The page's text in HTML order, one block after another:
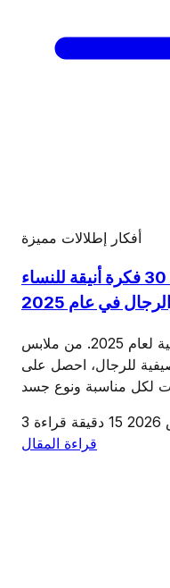
أفكار إطلالات مميزة
ملابس صيفية: أكثر من 30 فكرة أنيقة للنساء
في عام 2025
اكتشف أفضل الملابس الصيفية لعام 2025. من ملابس
للرجال، احصل على
15 دقيقة قراءة
قراءة المقال